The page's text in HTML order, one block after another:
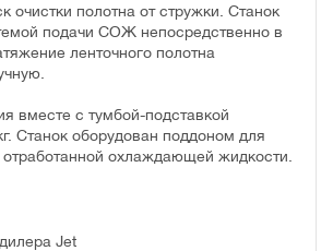
очистки полотна от стружки. Станок
подачи СОЖ непосредственно в
ленточного полотна
вместе с тумбой-подставкой
Станок оборудован поддоном для
охлаждающей жидкости.
Jet